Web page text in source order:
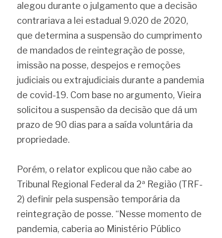
alegou durante o julgamento que a decisão
contrariava a lei estadual 9.020 de 2020,
que determina a suspensão do cumprimento
de mandados de reintegração de posse,
imissão na posse, despejos e remoções
judiciais ou extrajudiciais durante a pandemia
de covid-19. Com base no argumento, Vieira
solicitou a suspensão da decisão que dá um
prazo de 90 dias para a saída voluntária da
propriedade.
Porém, o relator explicou que não cabe ao
Tribunal Regional Federal da 2ª Região (TRF-
2) definir pela suspensão temporária da
reintegração de posse. “Nesse momento de
pandemia, caberia ao Ministério Público